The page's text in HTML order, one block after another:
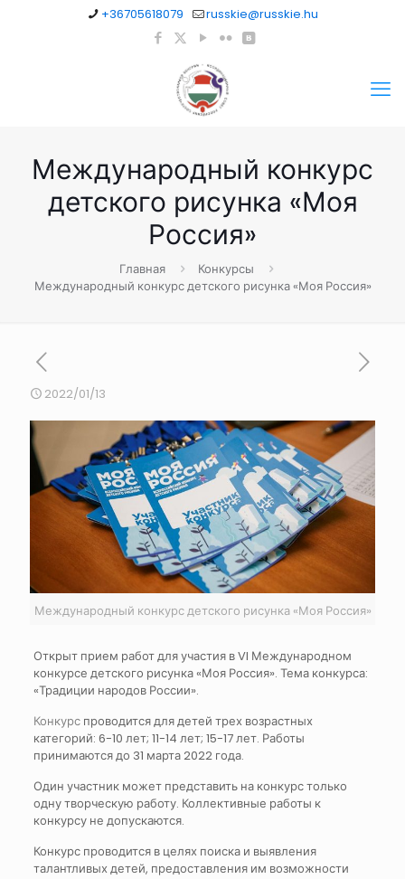
+36705618079 russkie@russkie.hu
Международный конкурс
детского рисунка «Моя
Россия»
Главная
Конкурсы
Международный конкурс детского рисунка «Моя Россия»
2022/01/13
Международный конкурс детского рисунка «Моя Россия»
Открыт прием работ для участия в VI Международном
конкурсе детского рисунка «Моя Россия». Тема конкурса:
«Традиции народов России».
Конкурспроводится для детей трех возрастных
категорий: 6-10 лет; 11-14 лет; 15-17 лет. Работы
принимаются до 31 марта 2022 года.
Один участник может представить на конкурс только
одну творческую работу. Коллективные работы к
конкурсу не допускаются.
Конкурс проводится в целях поиска и выявления
талантливых детей, предоставления им возможности